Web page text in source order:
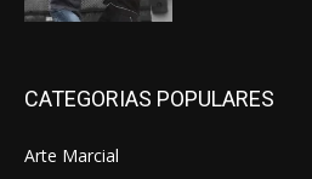
CATEGORIAS POPULARES
Arte Marcial